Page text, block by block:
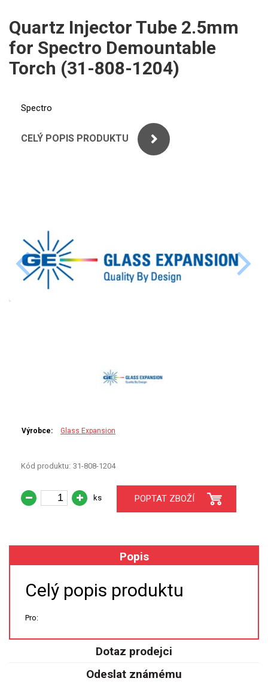
PERKINELMER
SHIMADZU
THERMO ELECTRON (UNICAM)
ANALYTIK JENA
STANDARDY
SPECTRO
PERKINELMER
SPECIÁLNÍ APLIKACE
XRF
FÓLIE XRF
XRF
UV-VIS FLUO
MS/SPM
Quartz Injector Tube 2.5mm
for Spectro Demountable
Torch (31-808-1204)
Spectro
CELÝ POPIS PRODUKTU
Výrobce: Glass Expansion
Kód produktu: 31-808-1204
ks POPTAT ZBOŽÍ
Popis
Celý popis produktu
Pro:
Dotaz prodejci
Odeslat známému